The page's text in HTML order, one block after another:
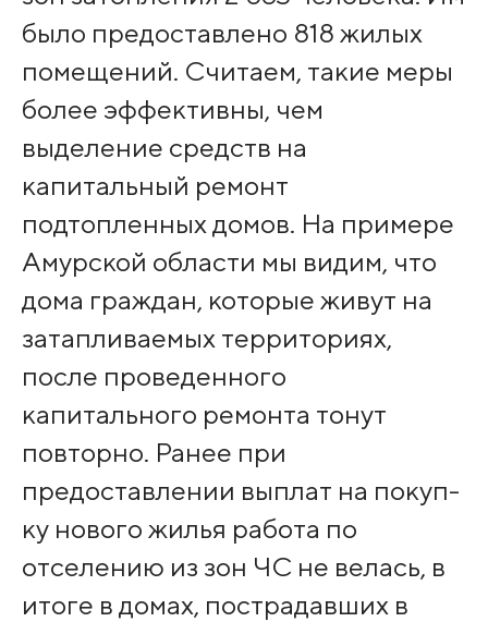
было предоставлено 818 жилых
помещений. Считаем, такие меры
более эффективны, чем
выделение средств на
капитальный ремонт
подтопленных домов. На примере
Амурской области мы видим, что
дома граждан, ко­торые живут на
затап­ливаемых территориях,
после проведенного
капитального ремонта тонут
повторно. Ранее при
предоставлении выплат на покуп­
ку нового жилья рабо­та по
отселению из зон ЧС не велась, в
итоге в домах, постра­давших в